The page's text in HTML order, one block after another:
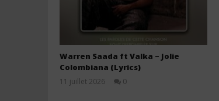
Warren Saada ft Valka – Jolie
Colombiana (Lyrics)
11 juillet 2026
0